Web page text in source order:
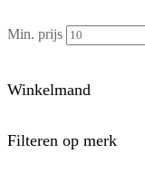
Min. prijs
Winkelmand
Filteren op merk